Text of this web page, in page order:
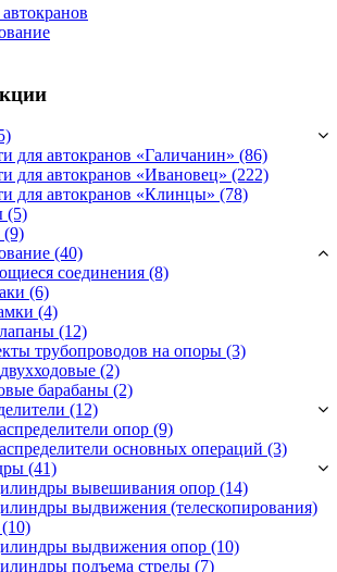
для автокранов «Галичанин» (86)
для автокранов «Ивановец» (222)
для автокранов «Клинцы» (78)
(5)
(9)
(40)
соединения (8)
(6)
(4)
(12)
трубопроводов на опоры (3)
(2)
барабаны (2)
(12)
опор (9)
основных операций (3)
(41)
вывешивания опор (14)
выдвижения (телескопирования)
(10)
выдвижения опор (10)
подъема стрелы (7)